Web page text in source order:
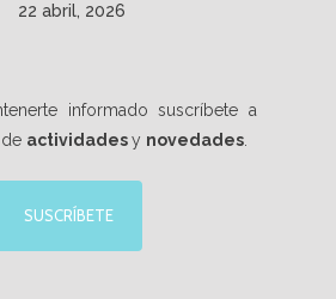
22 abril, 2026
informado suscríbete a
actividadesy novedades
SUSCRÍBETE